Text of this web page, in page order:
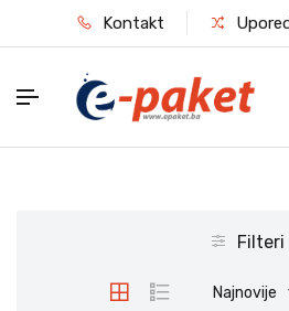
Kontakt
Filteri
Najnovije